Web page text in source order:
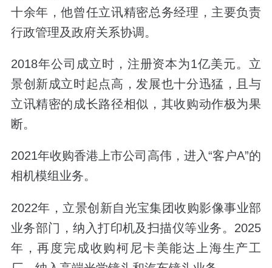
十余年，他曾任立讯精密总务经理，主要负责
行政管理及政府关系协调。
2018年公司成立时，注册资本为1亿美元。立
景创新成立时起点高，发展也十分迅猛，且与
立讯精密的成长路径相似，其收购动作极为果
断。
2021年收购香港上市公司高伟 ，进入“客户A”的
相机模组业务。
2022年，立景创新自光宝集团收购影像事业部
业务部门，纳入打印机及扫描仪等业务。2025
年，再度完成收购柯尼卡美能达上海生产工